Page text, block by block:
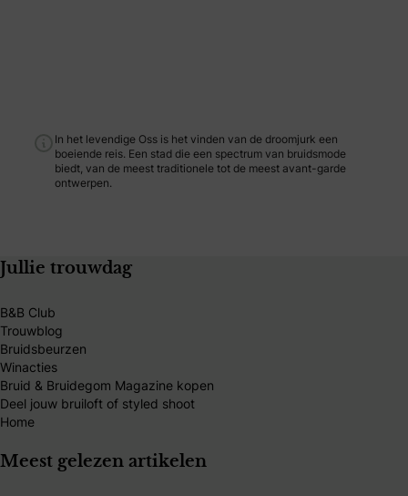
In het levendige Oss is het vinden van de droomjurk een
boeiende reis. Een stad die een spectrum van bruidsmode
biedt, van de meest traditionele tot de meest avant-garde
ontwerpen.
Jullie trouwdag
B&B Club
Trouwblog
Bruidsbeurzen
Winacties
Bruid & Bruidegom Magazine kopen
Deel jouw bruiloft of styled shoot
Home
Meest gelezen artikelen